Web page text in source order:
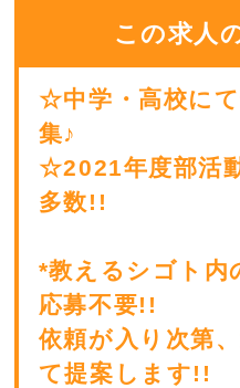
この求人
☆中学・高校に
集♪
☆2021年度部活
多数!!
*教えるシゴト内
応募不要!!
依頼が入り次第
て提案します!!